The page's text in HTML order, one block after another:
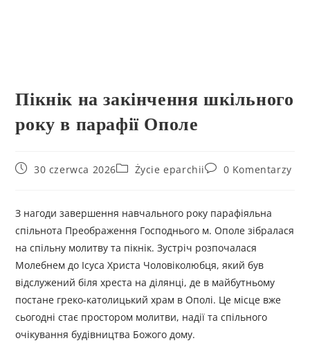
Пікнік на закінчення шкільного
року в парафії Ополе
30 czerwca 2026 Życie eparchii 0 Komentarzy
З нагоди завершення навчального року парафіяльна
спільнота Преображення Господнього м. Ополе зібралася
на спільну молитву та пікнік. Зустріч розпочалася
Молебнем до Ісуса Христа Чоловіколюбця, який був
відслужений біля хреста на ділянці, де в майбутньому
постане греко-католицький храм в Ополі. Це місце вже
сьогодні стає простором молитви, надії та спільного
очікування будівництва Божого дому.